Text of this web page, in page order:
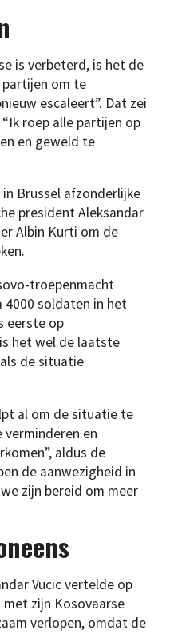
is verbeterd, is het de
om te
escaleert”. Dat zei
roep alle partijen op
en geweld te
Brussel afzonderlijke
president Aleksandar
Albin Kurti om de
troepenmacht
4000 soldaten in het
eerste op
het wel de laatste
de situatie
al om de situatie te
en
aldus de
de aanwezigheid in
zijn bereid om meer
Vucic vertelde op
zijn Kosovaarse
verlopen, omdat de